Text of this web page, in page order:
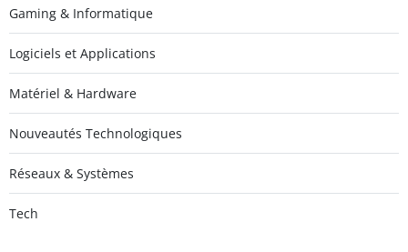
Gaming & Informatique
Logiciels et Applications
Matériel & Hardware
Nouveautés Technologiques
Réseaux & Systèmes
Tech